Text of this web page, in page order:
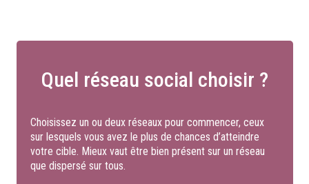
Quel réseau social choisir ?
Choisissez un ou deux réseaux pour commencer, ceux
sur lesquels vous avez le plus de chances d’atteindre
votre cible. Mieux vaut être bien présent sur un réseau
que dispersé sur tous.